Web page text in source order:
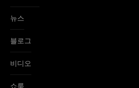
뉴스
블로그
비디오
쇼룸